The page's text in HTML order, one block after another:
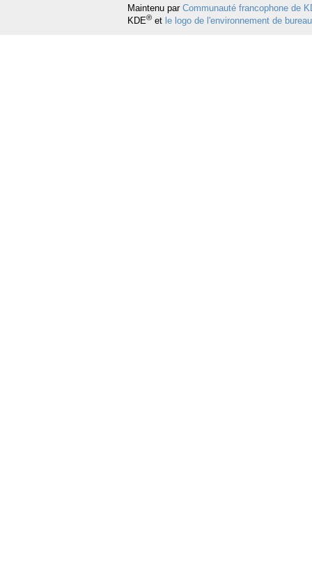
Maintenu par Communauté francophone de
KDE®et le logo de l'environnement de